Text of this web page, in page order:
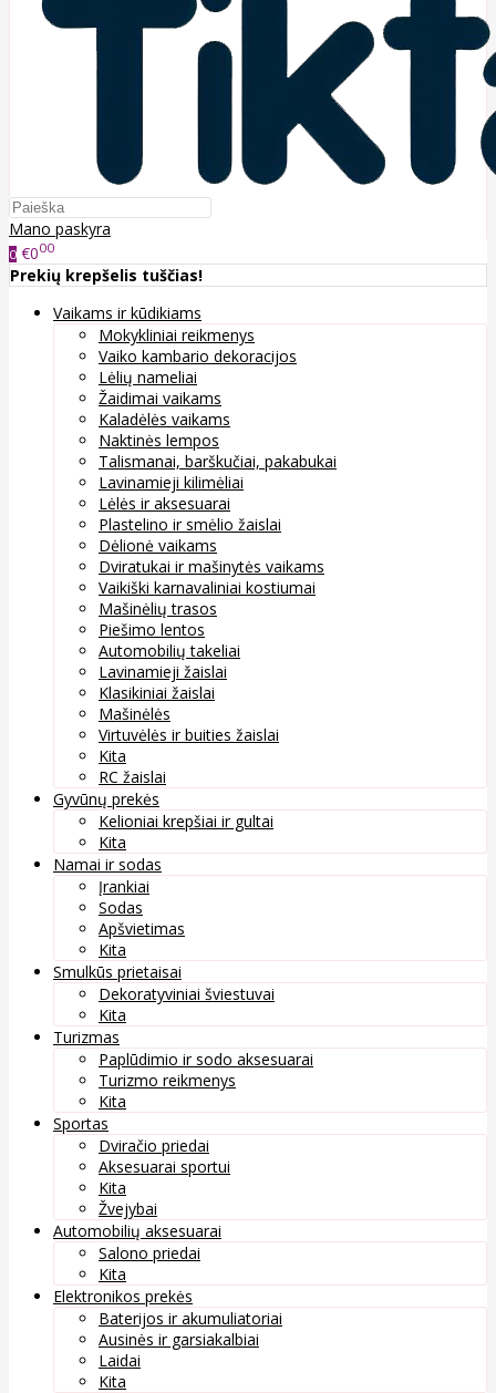
Mano paskyra
0 €000
Prekių krepšelis tuščias!
Vaikams ir kūdikiams
Mokykliniai reikmenys
Vaiko kambario dekoracijos
Lėlių nameliai
Žaidimai vaikams
Kaladėlės vaikams
Naktinės lempos
Talismanai, barškučiai, pakabukai
Lavinamieji kilimėliai
Lėlės ir aksesuarai
Plastelino ir smėlio žaislai
Dėlionė vaikams
Dviratukai ir mašinytės vaikams
Vaikiški karnavaliniai kostiumai
Mašinėlių trasos
Piešimo lentos
Automobilių takeliai
Lavinamieji žaislai
Klasikiniai žaislai
Mašinėlės
Virtuvėlės ir buities žaislai
Kita
RC žaislai
Gyvūnų prekės
Kelioniai krepšiai ir gultai
Kita
Namai ir sodas
Įrankiai
Sodas
Apšvietimas
Kita
Smulkūs prietaisai
Dekoratyviniai šviestuvai
Kita
Turizmas
Paplūdimio ir sodo aksesuarai
Turizmo reikmenys
Kita
Sportas
Dviračio priedai
Aksesuarai sportui
Kita
Žvejybai
Automobilių aksesuarai
Salono priedai
Kita
Elektronikos prekės
Baterijos ir akumuliatoriai
Ausinės ir garsiakalbiai
Laidai
Kita